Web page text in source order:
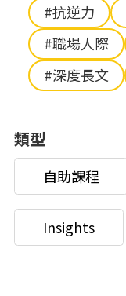
#抗逆力
#職場人際
#深度長文
類型
自助課程
Insights